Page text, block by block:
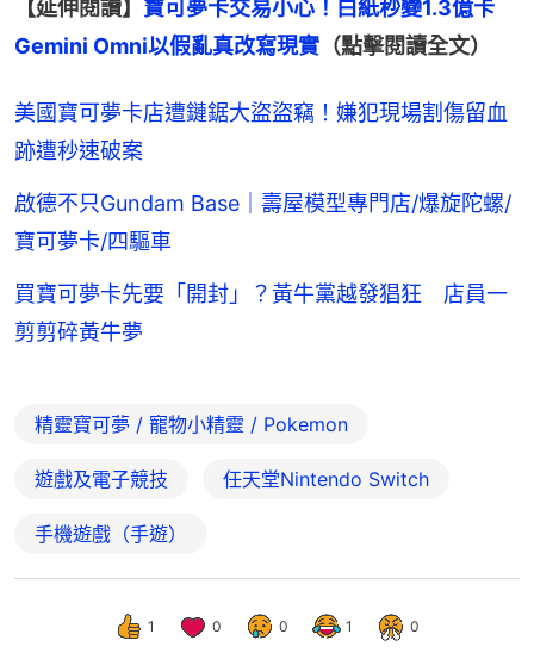
【延伸閱讀】 寶可夢卡交易小心！白紙秒變1.3億卡
Gemini Omni以假亂真改寫現實 （點擊閱讀全文）
美國寶可夢卡店遭鏈鋸大盜盜竊！嫌犯現場割傷留血
跡遭秒速破案
啟德不只Gundam Base｜壽屋模型專門店/爆旋陀螺/
寶可夢卡/四驅車
買寶可夢卡先要「開封」？黃牛黨越發猖狂 店員一
剪剪碎黃牛夢
精靈寶可夢 / 寵物小精靈 / Pokemon
遊戲及電子競技 任天堂Nintendo Switch
手機遊戲（手遊）
1 0 0 1 0